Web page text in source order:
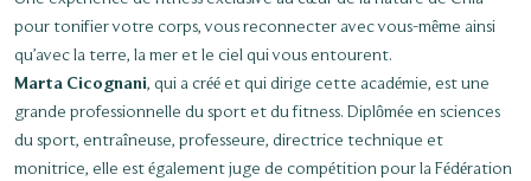
pour tonifier votre corps, vous reconnecter avec vous-même ainsi
qu’avec la terre, la mer et le ciel qui vous entourent.
Marta Cicognani, qui a créé et qui dirige cette académie, est une
grande professionnelle du sport et du fitness. Diplômée en sciences
du sport, entraîneuse, professeure, directrice technique et
monitrice, elle est également juge de compétition pour la Fédération